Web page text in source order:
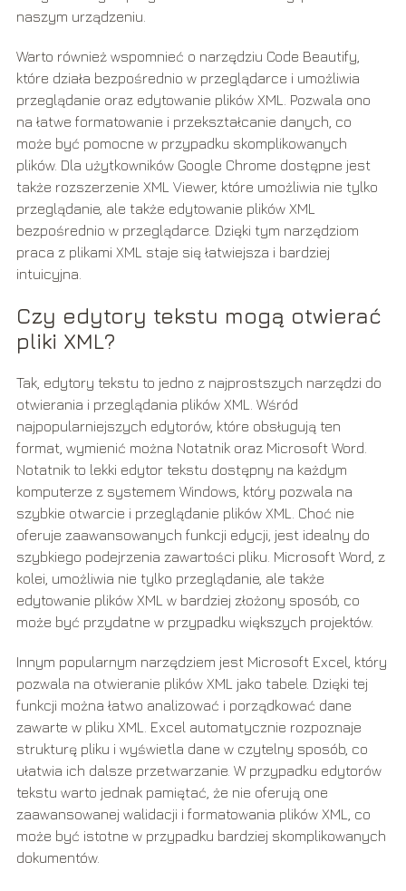
naszym urządzeniu.
Warto również wspomnieć o narzędziu Code Beautify,
które działa bezpośrednio w przeglądarce i umożliwia
przeglądanie oraz edytowanie plików XML. Pozwala ono
na łatwe formatowanie i przekształcanie danych, co
może być pomocne w przypadku skomplikowanych
plików. Dla użytkowników Google Chrome dostępne jest
także rozszerzenie XML Viewer, które umożliwia nie tylko
przeglądanie, ale także edytowanie plików XML
bezpośrednio w przeglądarce. Dzięki tym narzędziom
praca z plikami XML staje się łatwiejsza i bardziej
intuicyjna.
Czy edytory tekstu mogą otwierać
pliki XML?
Tak, edytory tekstu to jedno z najprostszych narzędzi do
otwierania i przeglądania plików XML. Wśród
najpopularniejszych edytorów, które obsługują ten
format, wymienić można Notatnik oraz Microsoft Word.
Notatnik to lekki edytor tekstu dostępny na każdym
komputerze z systemem Windows, który pozwala na
szybkie otwarcie i przeglądanie plików XML. Choć nie
oferuje zaawansowanych funkcji edycji, jest idealny do
szybkiego podejrzenia zawartości pliku. Microsoft Word, z
kolei, umożliwia nie tylko przeglądanie, ale także
edytowanie plików XML w bardziej złożony sposób, co
może być przydatne w przypadku większych projektów.
Innym popularnym narzędziem jest Microsoft Excel, który
pozwala na otwieranie plików XML jako tabele. Dzięki tej
funkcji można łatwo analizować i porządkować dane
zawarte w pliku XML. Excel automatycznie rozpoznaje
strukturę pliku i wyświetla dane w czytelny sposób, co
ułatwia ich dalsze przetwarzanie. W przypadku edytorów
tekstu warto jednak pamiętać, że nie oferują one
zaawansowanej walidacji i formatowania plików XML, co
może być istotne w przypadku bardziej skomplikowanych
dokumentów.